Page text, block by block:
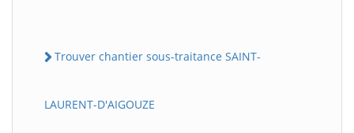
Trouver chantier sous-traitance SAINT-
LAURENT-D'AIGOUZE